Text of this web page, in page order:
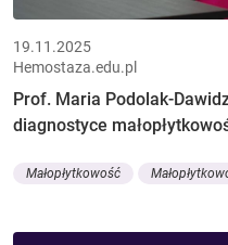
19.11.2025
Hemostaza.edu.pl
Prof. Maria Podolak-
diagnostyce
Małopłytkowość